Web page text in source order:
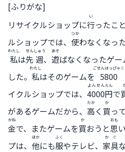
プ
レ
ー
ヤ
ー
[ふりがな]
リサイクルショップに行
い
ったこ
ルショップでは、 使
つか
わなくなっ
私
わたし
は先
せん
週
しゅう
、 遊
あそ
ばなくなったゲー
した。 私
わたし
はそのゲームを 5800
ごせんはっぴゃく
イクルショップでは、 4000
よんせん
円
えん
で
があるゲームだから、 高
たか
く 買
か
っ
金
かね
で、またゲームを買
か
おうと思
おも
プは、 他
ほか
にも服
ふく
やテレビ、 家具
かぐ